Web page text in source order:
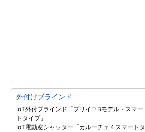
外付けブラインド
IoT外付ブラインド「ブリイユBモデル・スマー
トタイプ」
IoT電動窓シャッター「カルーチェ４スマートタ